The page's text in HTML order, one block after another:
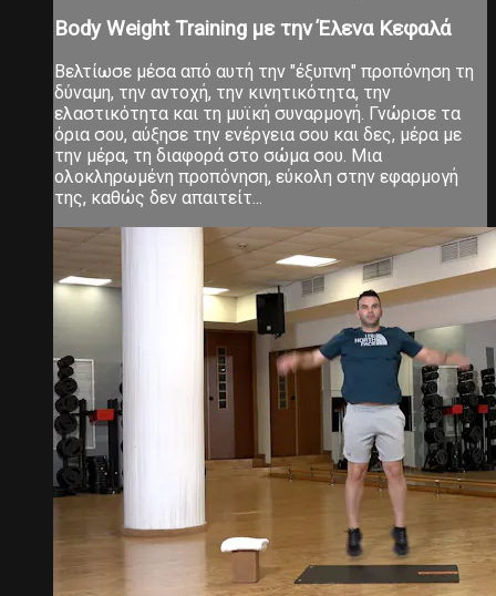
Body Weight Τraining με την Έλενα Κεφαλά
Βελτίωσε μέσα από αυτή την "έξυπνη" προπόνηση τη
δύναμη, την αντοχή, την κινητικότητα, την
ελαστικότητα και τη μυϊκή συναρμογή. Γνώρισε τα
όρια σου, αύξησε την ενέργεια σου και δες, μέρα με
την μέρα, τη διαφορά στο σώμα σου. Μια
ολοκληρωμένη προπόνηση, εύκολη στην εφαρμογή
της, καθώς δεν απαιτείτ...